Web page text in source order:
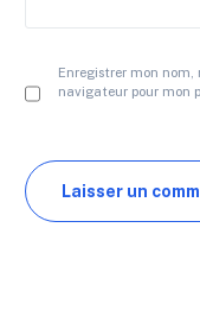
Enregistrer mon
navigateur pour mon